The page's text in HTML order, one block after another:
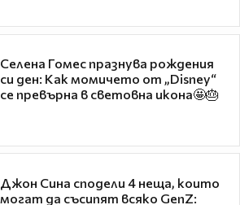
Селена Гомес празнува рождения
си ден: Как момичето от „Disney“
се превърна в световна икона🤩🎂
Джон Сина сподели 4 неща, които
могат да съсипят всяко GenZ: